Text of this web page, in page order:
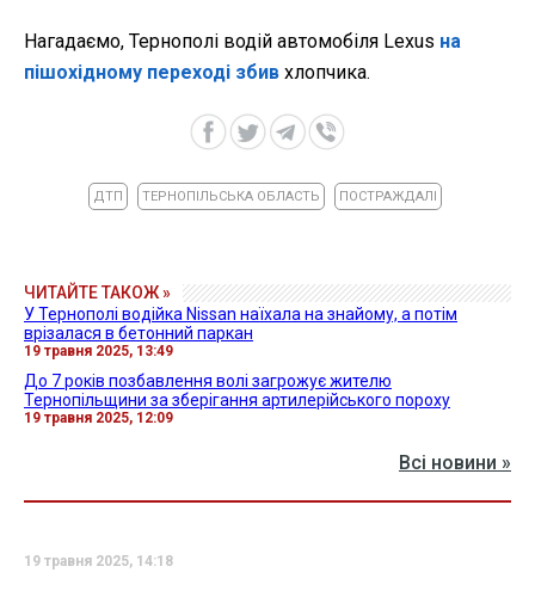
Нагадаємо, Тернополі водій автомобіля Lexus на
пішохідному переході збив хлопчика.
ДТП ТЕРНОПІЛЬСЬКА ОБЛАСТЬ ПОСТРАЖДАЛІ
ЧИТАЙТЕ ТАКОЖ »
У Тернополі водійка Nissan наїхала на знайому, а потім
врізалася в бетонний паркан
19 травня 2025, 13:49
До 7 років позбавлення волі загрожує жителю
Тернопільщини за зберігання артилерійського пороху
19 травня 2025, 12:09
Всі новини »
19 травня 2025, 14:18